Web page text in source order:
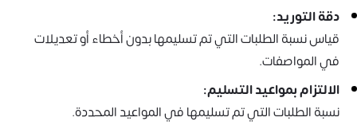
دقة التوريد:
قياس نسبة الطلبات التي تم تسليمها بدون أخطاء أو تعديلات
في المواصفات.
الالتزام بمواعيد التسليم:
نسبة الطلبات التي تم تسليمها في المواعيد المحددة.